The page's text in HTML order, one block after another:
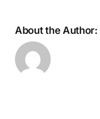
About the Author: